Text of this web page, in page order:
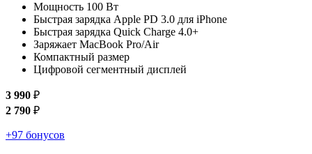
Мощность 100 Вт
Быстрая зарядка Apple PD 3.0 для iPhone
Быстрая зарядка Quick Charge 4.0+
Заряжает MacBook Pro/Air
Компактный размер
Цифровой сегментный дисплей
3 990 ₽
2 790 ₽
+97 бонусов